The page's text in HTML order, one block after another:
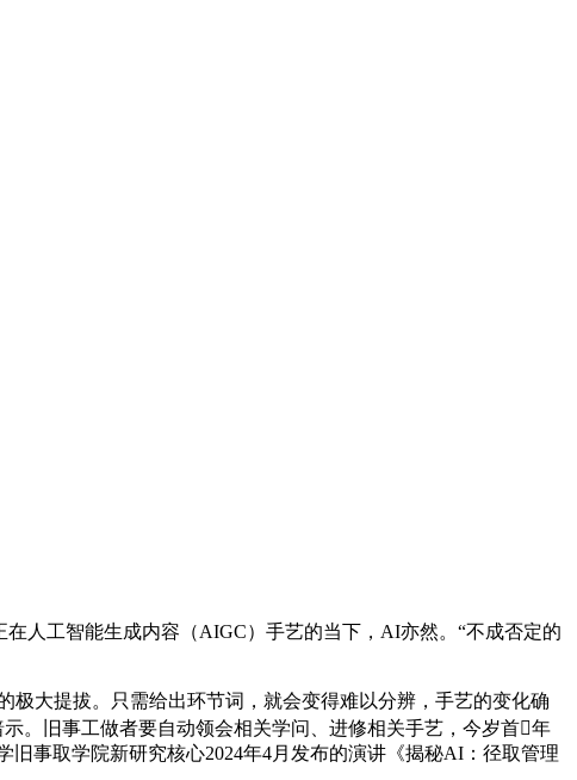
人工智能生成内容（AIGC）手艺的当下，AI亦然。“不成否定的
大提拔。只需给出环节词，就会变得难以分辨，手艺的变化确
。旧事工做者要自动领会相关学问、进修相关手艺，今岁首年
事取学院新研究核心2024年4月发布的演讲《揭秘AI：径取管理